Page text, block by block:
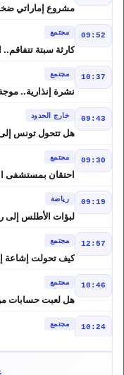
مشروع إماراتي
09:52 مجتمع
كارثة سبتة
10:37 مجتمع
09:43 خارج الحدود
هل تتحول تونس إلى
09:30 مجتمع
احتقان بمستشفى
09:19 رياضة
لبؤات الأطلس إلى
12:57 مجتمع
كيف تحولت إشاعة
10:46 مجتمع
هل لعبت حسابات
10:24 مجتمع
طقس الاثنين
بالأطلس والجنوب